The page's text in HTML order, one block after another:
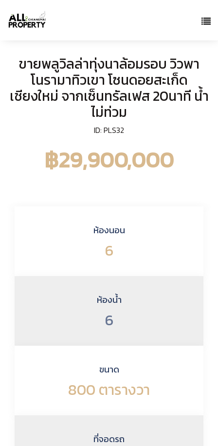
ขายพลูวิลล่าทุ่งนาล้อมรอบ วิวพา
โนรามาทิวเขา โซนดอยสะเก็ด
เชียงใหม่ จากเซ็นทรัลเฟส 20นาที น้ำ
ไม่ท่วม
ID: PLS32
฿29,900,000
ห้องนอน
6
ห้องน้ำ
6
ขนาด
800 ตารางวา
ที่จอดรถ